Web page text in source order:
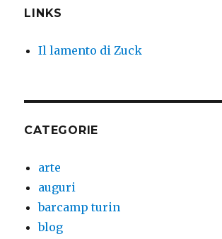
LINKS
Il lamento di Zuck
CATEGORIE
arte
auguri
barcamp turin
blog